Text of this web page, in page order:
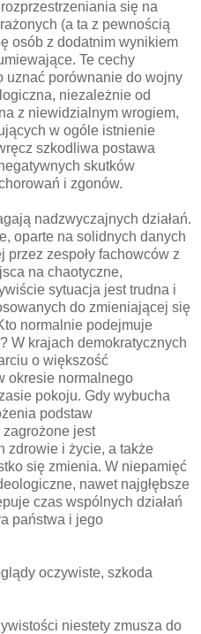
się na
(a ta z pewnością
osób z dodatnim wynikiem
Te cechy
uznać porównanie do wojny
niezależnie od
z niewidzialnym wrogiem,
w ogóle istnienie
szkodliwa postawa
skutków
i zgonów.
nadzwyczajnych działań.
oparte na solidnych danych
zespoły fachowców z
na chaotyczne,
sytuacja jest trudna i
do zmieniającej się
normalnie podejmuje
W krajach demokratycznych
o większość
okresie normalnego
pokoju. Gdy wybucha
podstaw
jest
zdrowie i życie, a także
się zmienia. W niepamięć
nawet najgłębsze
czas wspólnych działań
państwa i jego
oczywiste, szkoda
niestety zmusza do